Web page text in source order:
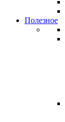
Полезное